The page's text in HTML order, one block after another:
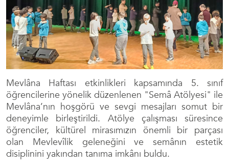
Mevlâna Haftası etkinlikleri kapsamında 5. sınıf
öğrencilerine yönelik düzenlenen "Semâ Atölyesi" ile
Mevlâna’nın hoşgörü ve sevgi mesajları somut bir
deneyimle birleştirildi. Atölye çalışması süresince
öğrenciler, kültürel mirasımızın önemli bir parçası
olan Mevlevîlik geleneğini ve semânın estetik
disiplinini yakından tanıma imkânı buldu.